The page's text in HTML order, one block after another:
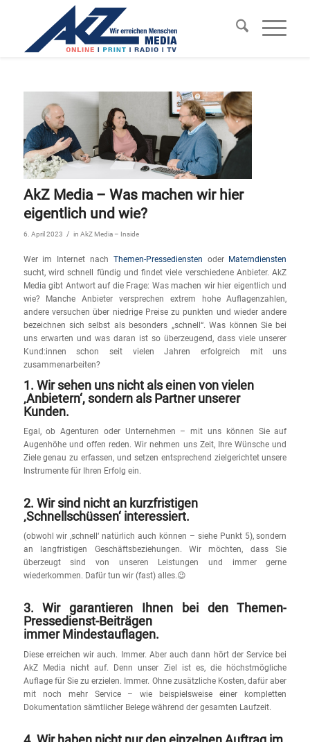
AkZ Media – Was machen wir hier
eigentlich und wie?
6. April 2023 / in AkZ Media – Inside
Wer im Internet nach Themen-Pressediensten oder Materndiensten
sucht, wird schnell fündig und findet viele verschiedene Anbieter. AkZ
Media gibt Antwort auf die Frage: Was machen wir hier eigentlich und
wie? Manche Anbieter versprechen extrem hohe Auflagenzahlen,
andere versuchen über niedrige Preise zu punkten und wieder andere
bezeichnen sich selbst als besonders „schnell“. Was können Sie bei
uns erwarten und was daran ist so überzeugend, dass viele unserer
Kund:innen schon seit vielen Jahren erfolgreich mit uns
zusammenarbeiten?
1. Wir sehen uns nicht als einen von vielen
‚Anbietern‘, sondern als Partner unserer
Kunden.
Egal, ob Agenturen oder Unternehmen – mit uns können Sie auf
Augenhöhe und offen reden. Wir nehmen uns Zeit, Ihre Wünsche und
Ziele genau zu erfassen, und setzen entsprechend zielgerichtet unsere
Instrumente für Ihren Erfolg ein.
2. Wir sind nicht an kurzfristigen
‚Schnellschüssen‘ interessiert.
(obwohl wir ‚schnell‘ natürlich auch können – siehe Punkt 5), sondern
an langfristigen Geschäftsbeziehungen. Wir möchten, dass Sie
überzeugt sind von unseren Leistungen und immer gerne
wiederkommen. Dafür tun wir (fast) alles.😉
3. Wir garantieren Ihnen bei den Themen-
Pressedienst-Beiträgen
immer Mindestauflagen.
Diese erreichen wir auch. Immer. Aber auch dann hört der Service bei
AkZ Media nicht auf. Denn unser Ziel ist es, die höchstmögliche
Auflage für Sie zu erzielen. Immer. Ohne zusätzliche Kosten, dafür aber
mit noch mehr Service – wie beispielsweise einer kompletten
Dokumentation sämtlicher Belege während der gesamten Laufzeit.